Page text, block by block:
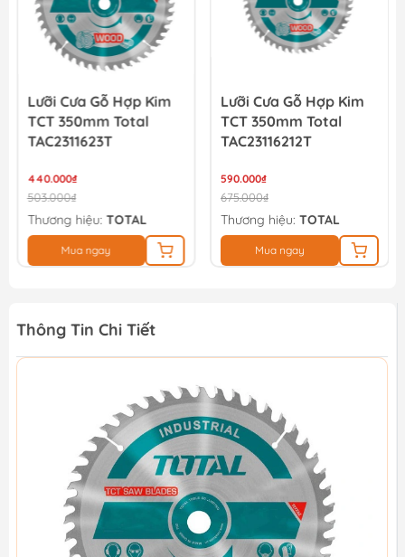
Lưỡi Cưa Gỗ Hợp Kim
TCT 350mm Total
TAC2311623T
440.000₫
503.000₫
Thương hiệu: TOTAL
Mua ngay
Lưỡi Cưa Gỗ Hợp Kim
TCT 350mm Total
TAC23116212T
590.000₫
675.000₫
Thương hiệu: TOTAL
Mua ngay
Thông Tin Chi Tiết